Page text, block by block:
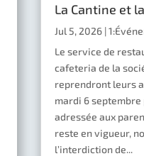
La Cantine et
Jul 5, 2026|
Le service de
cafeteria de la
reprendront leurs
mardi 6 septembre
adressée aux
reste en vigueur,
l’interdiction de...